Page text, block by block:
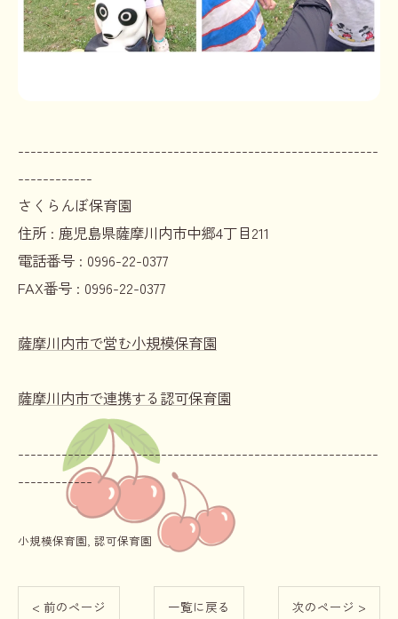
----------------------------------------------------------
------------
さくらんぼ保育園
住所 : 鹿児島県薩摩川内市中郷4丁目211
電話番号 : 0996-22-0377
FAX番号 : 0996-22-0377
薩摩川内市で営む小規模保育園
薩摩川内市で連携する認可保育園
----------------------------------------------------------
------------
小規模保育園 認可保育園
< 前のページ 一覧に戻る 次のページ >